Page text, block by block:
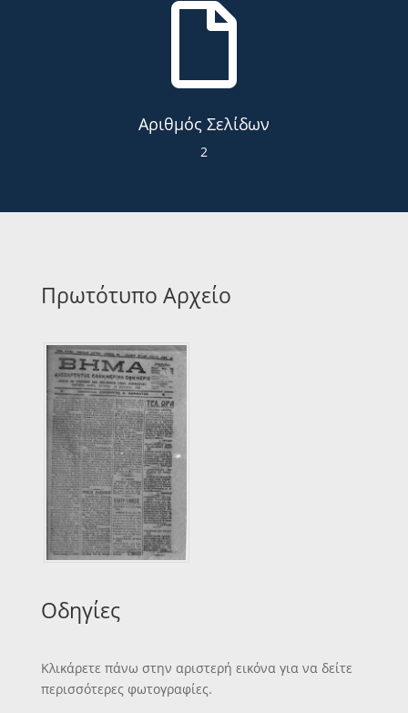

Αριθμός Σελίδων
2
Πρωτότυπο Αρχείο
Οδηγίες
Κλικάρετε πάνω στην αριστερή εικόνα για να δείτε
περισσότερες φωτογραφίες.